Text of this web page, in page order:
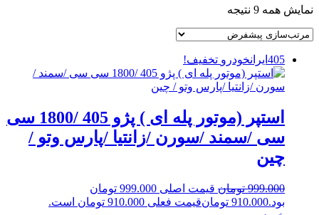
نمایش همه 9 نتیجه
405 ایرانخودرو تخفیف!
استپر (موتور پله ای ) پژو 405 /1800 سی
سی /سمند /سورن /زانتیا /پارس وتو /
چین
999.000 تومان
قیمت اصلی 999.000 تومان
بود.910.000 تومانقیمت فعلی 910.000 تومان است.